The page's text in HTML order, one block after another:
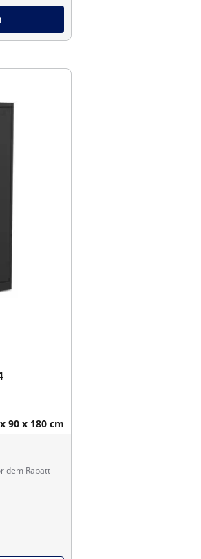
90 x 180 cm
dem Rabatt